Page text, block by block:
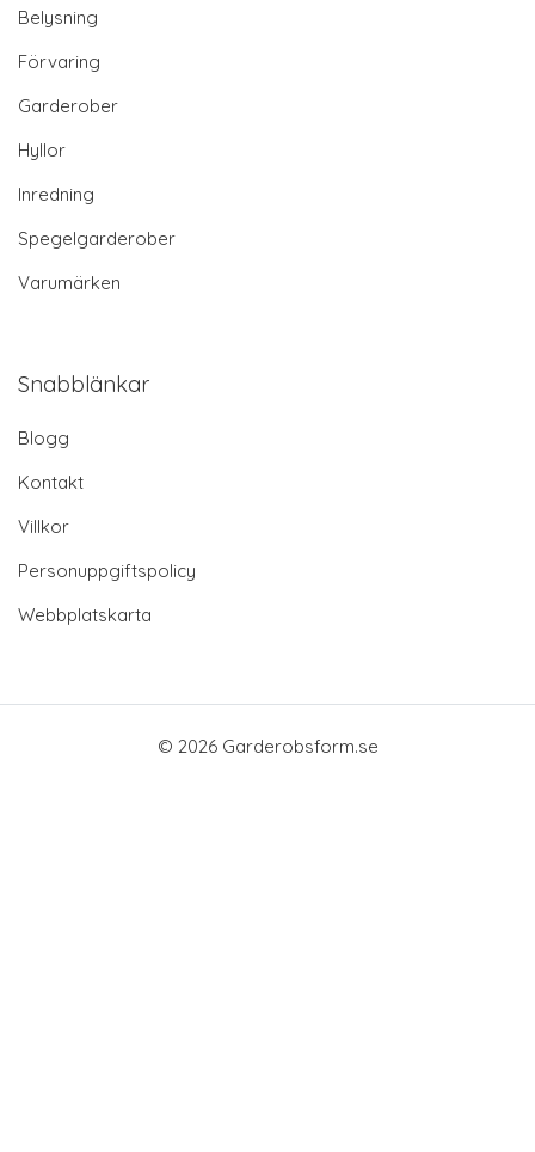
Belysning
Förvaring
Garderober
Hyllor
Inredning
Spegelgarderober
Varumärken
Snabblänkar
Blogg
Kontakt
Villkor
Personuppgiftspolicy
Webbplatskarta
© 2026 Garderobsform.se